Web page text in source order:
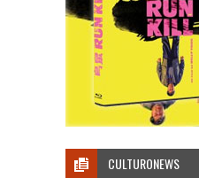
CULTURONEWS